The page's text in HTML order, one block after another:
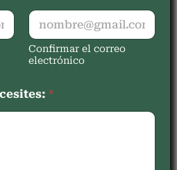
Confirmar el correo
electrónico
*